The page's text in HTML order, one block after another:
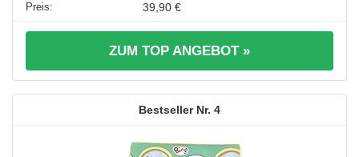
39,90 €
ZUM TOP ANGEBOT »
4